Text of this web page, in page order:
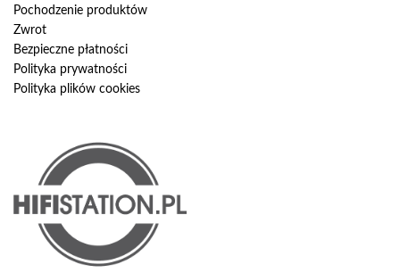
Pochodzenie produktów
Zwrot
Bezpieczne płatności
Polityka prywatności
Polityka plików cookies